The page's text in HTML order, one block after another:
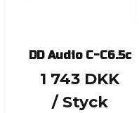
DD Audio C-C6.5c
1 743 DKK
/ Styck